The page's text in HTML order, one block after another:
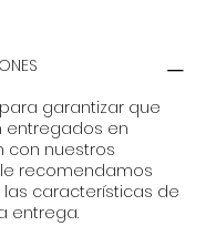
garantizar que
entregados en
con nuestros
recomendamos
características de
entrega.